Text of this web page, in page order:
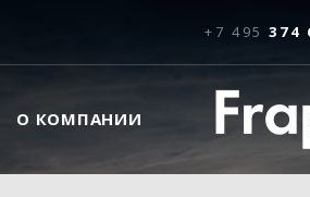
+7 495 374
О КОМПАНИИ